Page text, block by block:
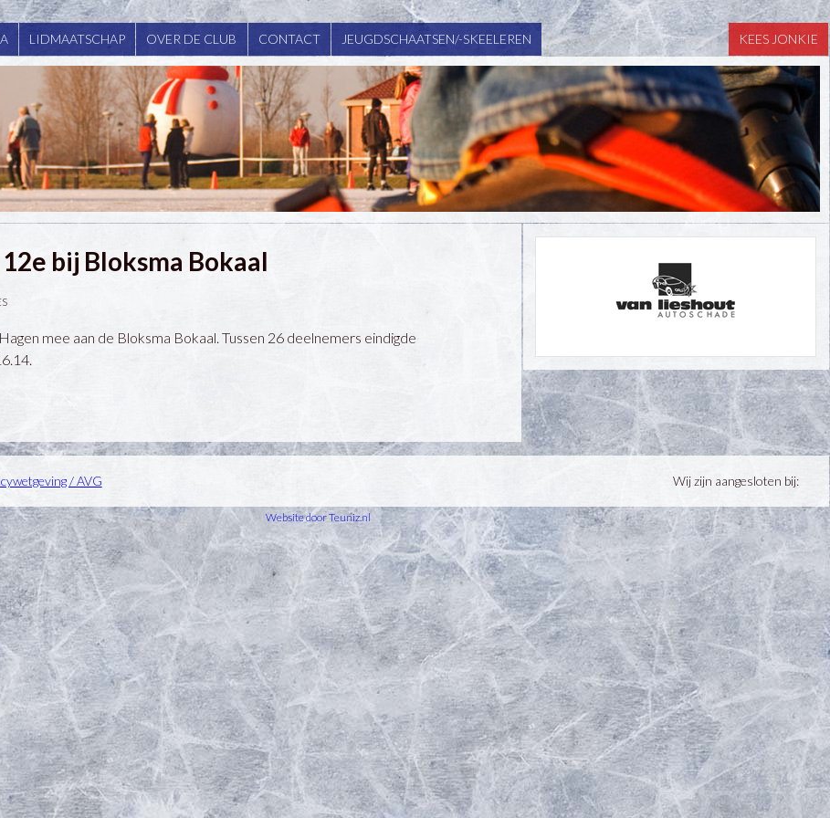
LIDMAATSCHAP OVER DE CLUB CONTACT JEUGDSCHAATSEN/-SKEELEREN KEES JONKIE
bij Bloksma Bokaal
mee aan de Bloksma Bokaal. Tussen 26 deelnemers eindigde
/ AVG Wij zijn aangesloten bij:
Website door Teuniz.nl